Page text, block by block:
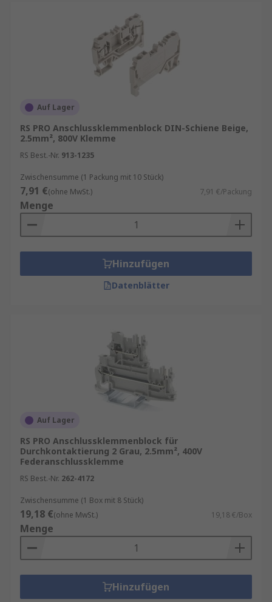
Auf Lager
RS PRO Anschlussklemmenblock DIN-Schiene Beige,
2.5mm², 800V Klemme
RS Best.-Nr. 913-1235
Zwischensumme (1 Packung mit 10 Stück)
7,91 €(ohne MwSt.) 7,91 €/Packung
Menge
Hinzufügen
Datenblätter
Auf Lager
RS PRO Anschlussklemmenblock für
Durchkontaktierung 2 Grau, 2.5mm², 400V
Federanschlussklemme
RS Best.-Nr. 262-4172
Zwischensumme (1 Box mit 8 Stück)
19,18 €(ohne MwSt.) 19,18 €/Box
Menge
Hinzufügen